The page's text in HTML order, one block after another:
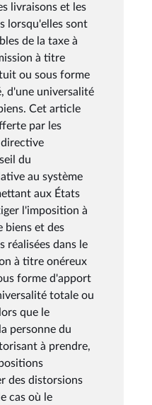
livraisons et les
lorsqu'elles sont
de la taxe à
à titre
ou sous forme
d'une universalité
Cet article
par les
du
au système
aux États
l'imposition à
biens et des
réalisées dans le
à titre onéreux
forme d'apport
totale ou
que le
personne du
à prendre,
des distorsions
cas où le